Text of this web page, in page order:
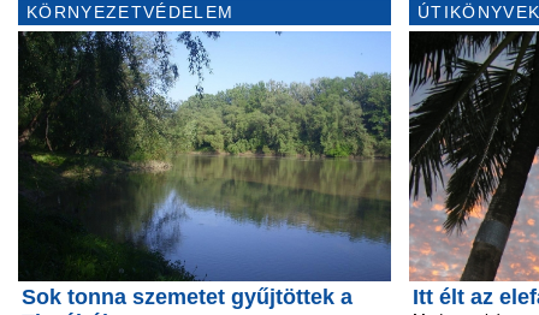
KÖRNYEZETVÉDELEM
Sok tonna szemetet gyűjtöttek a
Itt élt az